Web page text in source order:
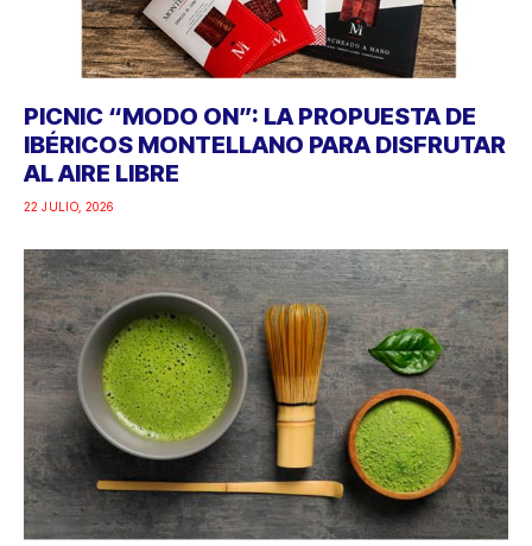
PICNIC “MODO ON”: LA PROPUESTA DE
IBÉRICOS MONTELLANO PARA DISFRUTAR
AL AIRE LIBRE
22 JULIO, 2026